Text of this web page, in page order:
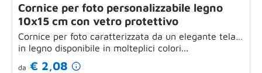
Cornice per foto personalizzabile legno
10x15 cm con vetro protettivo
Cornice per foto caratterizzata da un elegante telaio
in legno disponibile in molteplici colori...
da € 2,08